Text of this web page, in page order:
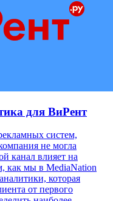
для ВиРент
систем,
не могла
канал влияет на
как мы в MediaNation
которая
от первого